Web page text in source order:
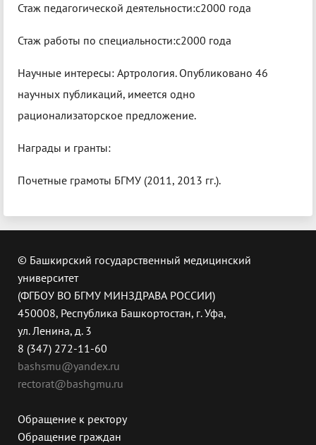
Стаж педагогической деятельности:c2000 года
Стаж работы по специальности:c2000 года
Научные интересы: Артрология. Опубликовано 46
научных публикаций, имеется одно
рационализаторское предложение.
Награды и гранты:
Почетные грамоты БГМУ (2011, 2013 гг.).
© Башкирский государственный медицинский
университет
(ФГБОУ ВО БГМУ МИНЗДРАВА РОССИИ)
450008, Республика Башкортостан, г. Уфа,
ул. Ленина, д. 3
8 (347) 272-11-60
bashsmu@yandex.ru
rectorat@bashgmu.ru
Обращение к ректору
Обращение граждан